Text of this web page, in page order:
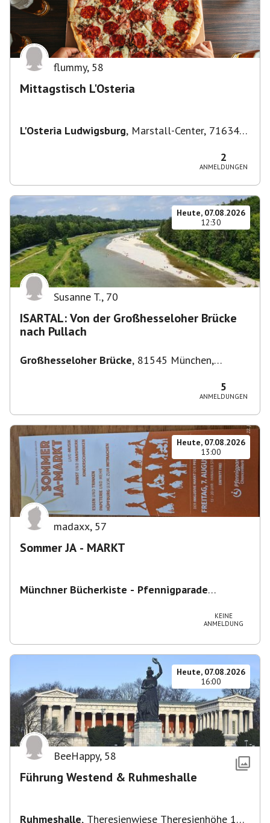
flummy, 58
Mittagstisch L'Osteria
L'Osteria Ludwigsburg, Marstall-Center, 71634
2
ANMELDUNGEN
Heute, 07.08.2026
12:30
Susanne T., 70
ISARTAL: Von der Großhesseloher Brücke
nach Pullach
Großhesseloher Brücke, 81545 München,
5
ANMELDUNGEN
Heute, 07.08.2026
13:00
madaxx, 57
Sommer JA - MARKT
Münchner Bücherkiste - Pfennigparade
KEINE
ANMELDUNG
Heute, 07.08.2026
16:00
BeeHappy, 58
Führung Westend & Ruhmeshalle
Ruhmeshalle, Theresienwiese Theresienhöhe 16,